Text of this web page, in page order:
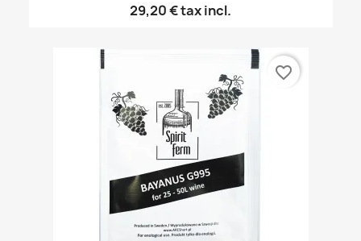
29,20 €tax incl.
favorite_border